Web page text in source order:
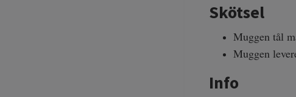
Skötsel
Muggen tål
Muggen
Info